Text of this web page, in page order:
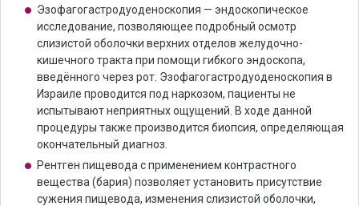
Эзофагогастродуоденоскопия — эндоскопическое
исследование, позволяющее подробный осмотр
слизистой оболочки верхних отделов желудочно-
кишечного тракта при помощи гибкого эндоскопа,
введённого через рот. Эзофагогастродуоденоскопия в
Израиле проводится под наркозом, пациенты не
испытывают неприятных ощущений. В ходе данной
процедуры также производится биопсия, определяющая
окончательный диагноз.
Рентген пищевода с применением контрастного
вещества (бария) позволяет установить присутствие
сужения пищевода, изменения слизистой оболочки,